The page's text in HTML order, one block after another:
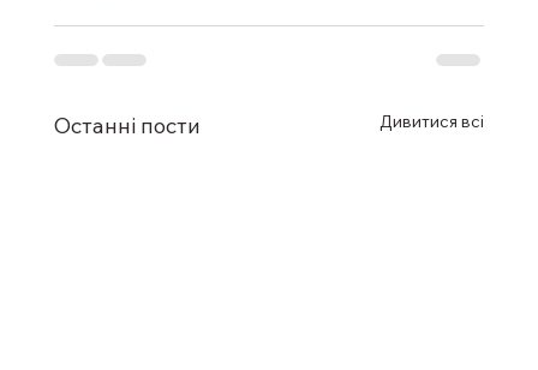
Останні пости Дивитися всі